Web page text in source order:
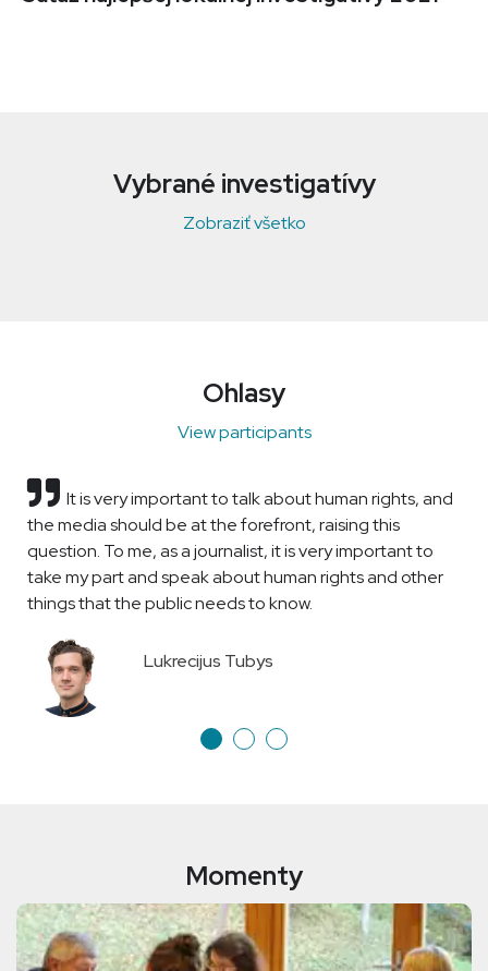
Vybrané investigatívy
Zobraziť všetko
Ohlasy
View participants
It is very important to talk about human rights, and
the media should be at the forefront, raising this
question. To me, as a journalist, it is very important to
take my part and speak about human rights and other
things that the public needs to know.
Lukrecijus Tubys
Momenty